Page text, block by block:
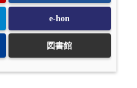
e-hon
図書館